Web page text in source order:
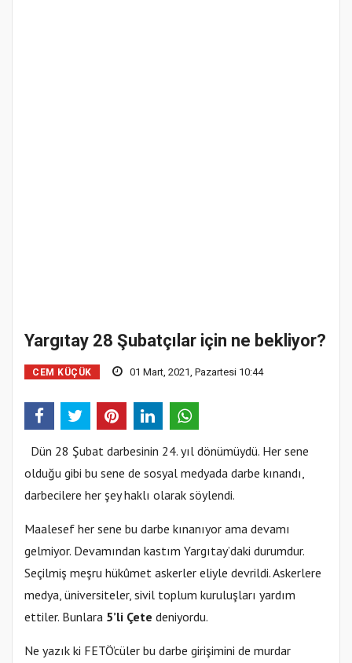
Yargıtay 28 Şubatçılar için ne bekliyor?
CEM KÜÇÜK 01 Mart, 2021, Pazartesi 10:44
Dün 28 Şubat darbesinin 24. yıl dönümüydü. Her sene
olduğu gibi bu sene de sosyal medyada darbe kınandı,
darbecilere her şey haklı olarak söylendi.
Maalesef her sene bu darbe kınanıyor ama devamı
gelmiyor. Devamından kastım Yargıtay’daki durumdur.
Seçilmiş meşru hükûmet askerler eliyle devrildi. Askerlere
medya, üniversiteler, sivil toplum kuruluşları yardım
ettiler. Bunlara 5’li Çete deniyordu.
Ne yazık ki FETÖ’cüler bu darbe girişimini de murdar